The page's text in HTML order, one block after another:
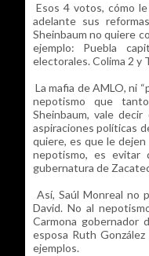
Esos 4 votos, cómo
adelante sus
Sheinbaum no quiere
ejemplo: Puebla
electorales. Colima 2 y
La mafia de AMLO, ni
nepotismo que
Sheinbaum, vale
aspiraciones políticas
quiere, es que le
nepotismo, es evitar
gubernatura de
Así, Saúl Monreal no
David. No al
Carmona gobernador
esposa Ruth
ejemplos.